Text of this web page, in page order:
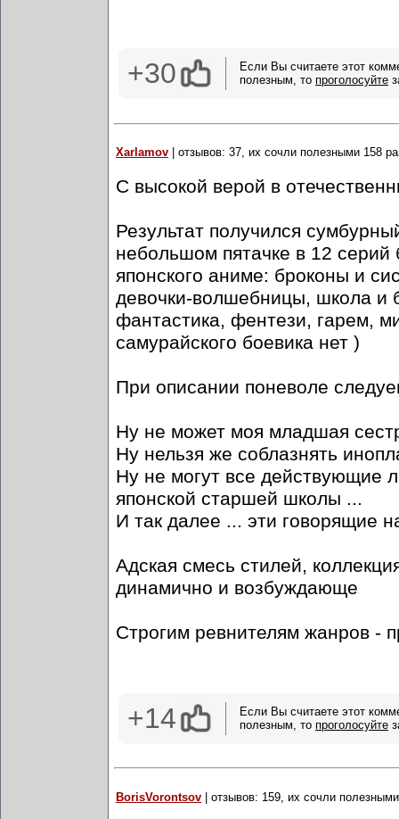
+30
Если Вы считаете этот
полезным, то проголосуйте
Xarlamov | отзывов: 37, их сочли полезными 158
С высокой верой в
Результат получился
небольшом пятачке в 12 серий
японского аниме: броконы и
девочки-волшебницы, школа и
фантастика, фентези, гарем,
самурайского боевика нет )
При описании поневоле
Ну не может моя младшая
Ну нельзя же соблазнять
Ну не могут все действующие
японской старшей школы ...
И так далее ... эти говорящие
Адская смесь стилей,
динамично и возбуждающе
Строгим ревнителям жанров -
+14
Если Вы считаете этот
полезным, то проголосуйте
BorisVorontsov | отзывов: 159, их сочли